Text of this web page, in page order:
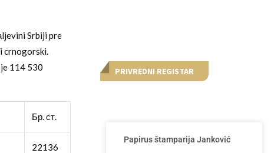
Srbiji pre
crnogorski.
114 530
Бр. ст.
22136
PRIVREDNI REGISTAR
Papirus štamparija Janković